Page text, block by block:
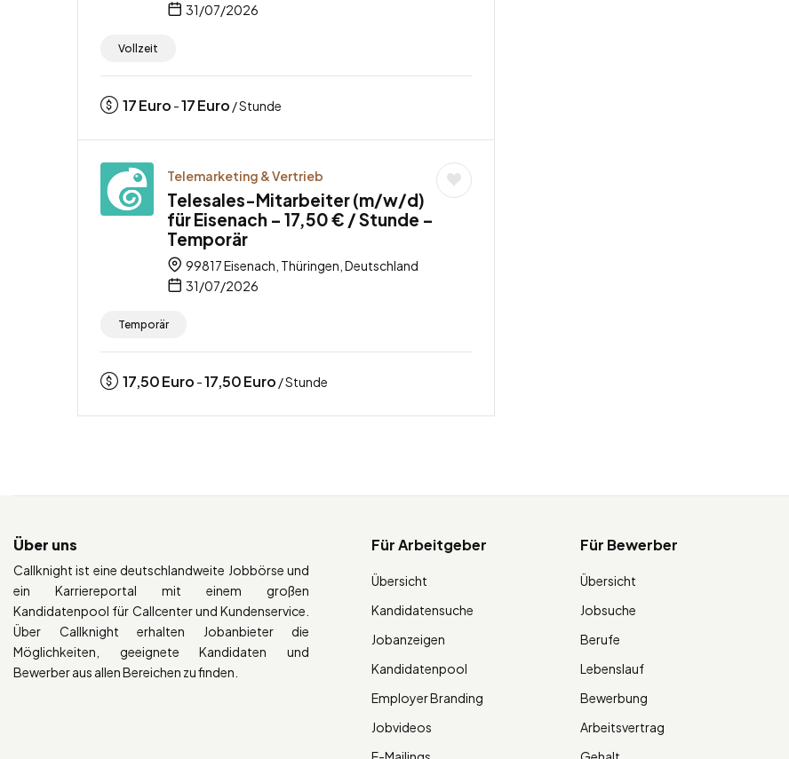
31/07/2026
Vollzeit
17Euro -17Euro / Stunde
Telemarketing & Vertrieb
Telesales-Mitarbeiter (m/w/d)
für Eisenach – 17,50 € / Stunde –
Temporär
99817 Eisenach, Thüringen, Deutschland
31/07/2026
Temporär
17,50Euro -17,50Euro / Stunde
Über uns
Callknight ist eine deutschlandweite Jobbörse und
ein Karriereportal mit einem großen
Kandidatenpool für Callcenter und Kundenservice.
Über Callknight erhalten Jobanbieter die
Möglichkeiten, geeignete Kandidaten und
Bewerber aus allen Bereichen zu finden.
Für Arbeitgeber
Übersicht
Kandidatensuche
Jobanzeigen
Kandidatenpool
Employer Branding
Jobvideos
Für Bewerber
Übersicht
Jobsuche
Berufe
Lebenslauf
Bewerbung
Arbeitsvertrag